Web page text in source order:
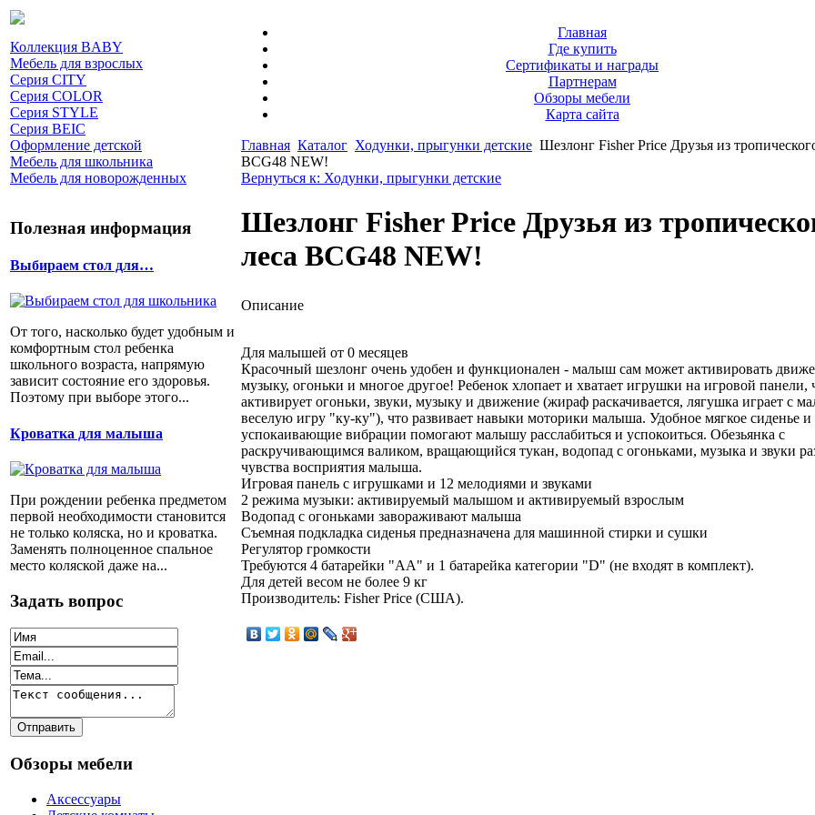
Коллекция BABY
Мебель для взрослых
Серия CITY
Серия COLOR
Серия STYLE
Серия BEIC
Оформление детской
Мебель для школьника
Мебель для новорожденных
Полезная информация
Выбираем стол для…
От того, насколько будет удобным и
комфортным стол ребенка
школьного возраста, напрямую
зависит состояние его здоровья.
Поэтому при выборе этого...
Кроватка для малыша
При рождении ребенка предметом
первой необходимости становится
не только коляска, но и кроватка.
Заменять полноценное спальное
место коляской даже на...
Задать вопрос
Обзоры мебели
Аксессуары
Главная
Где купить
Сертификаты и награды
Партнерам
Обзоры мебели
Карта сайта
Главная Каталог Ходунки, прыгунки детские Шезлонг Fisher Price Друзья из
BCG48 NEW!
Вернуться к: Ходунки, прыгунки детские
Шезлонг Fisher Price Друзья из
леса BCG48 NEW!
Описание
Для малышей от 0 месяцев
Красочный шезлонг очень удобен и функционален - малыш сам может активировать
музыку, огоньки и многое другое! Ребенок хлопает и хватает игрушки на игровой панели,
активирует огоньки, звуки, музыку и движение (жираф раскачивается, лягушка играет с
веселую игру "ку-ку"), что развивает навыки моторики малыша. Удобное мягкое сиденье и
успокаивающие вибрации помогают малышу расслабиться и успокоиться. Обезьянка с
раскручивающимся валиком, вращающийся тукан, водопад с огоньками, музыка и звуки
чувства восприятия малыша.
Игровая панель с игрушками и 12 мелодиями и звуками
2 режима музыки: активируемый малышом и активируемый взрослым
Водопад с огоньками завораживают малыша
Съемная подкладка сиденья предназначена для машинной стирки и сушки
Регулятор громкости
Требуются 4 батарейки "АА" и 1 батарейка категории "D" (не входят в комплект).
Для детей весом не более 9 кг
Производитель: Fisher Price (США).